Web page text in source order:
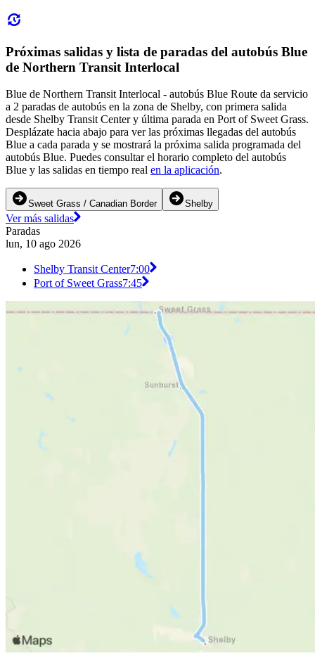
Próximas salidas y lista de paradas del autobús Blue
de Northern Transit Interlocal
Blue de Northern Transit Interlocal - autobús Blue Route da servicio
a 2 paradas de autobús en la zona de Shelby, con primera salida
desde Shelby Transit Center y última parada en Port of Sweet Grass.
Desplázate hacia abajo para ver las próximas llegadas del autobús
Blue a cada parada y se mostrará la próxima salida programada del
autobús Blue. Puedes consultar el horario completo del autobús
Blue y las salidas en tiempo real en la aplicación.
Sweet Grass / Canadian Border Shelby
Ver más salidas
Paradas
lun, 10 ago 2026
Shelby Transit Center7:00
Port of Sweet Grass7:45